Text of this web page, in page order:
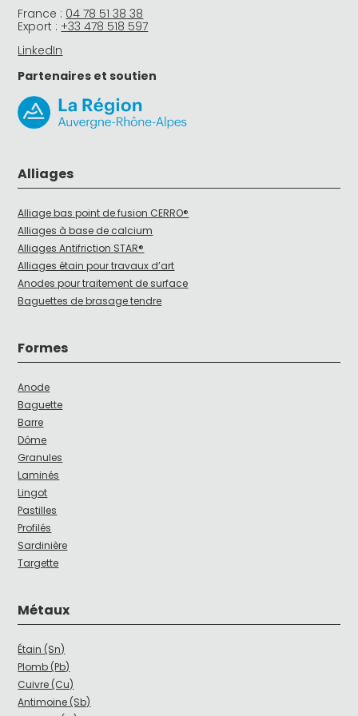
France : 04 78 51 38 38
Export : +33 478 518 597
LinkedIn
Partenaires et soutien
Alliages
Alliage bas point de fusion CERRO®
Alliages à base de calcium
Alliages Antifriction STAR®
Alliages étain pour travaux d’art
Anodes pour traitement de surface
Baguettes de brasage tendre
Formes
Anode
Baguette
Barre
Dôme
Granules
Laminés
Lingot
Pastilles
Profilés
Sardinière
Targette
Métaux
Étain (Sn)
Plomb (Pb)
Cuivre (Cu)
Antimoine (Sb)